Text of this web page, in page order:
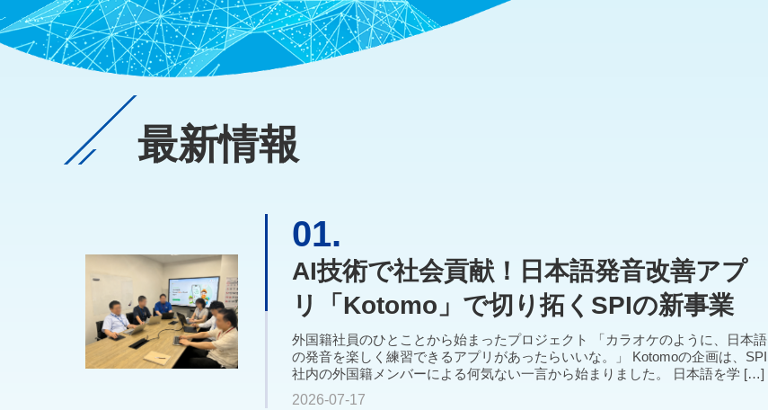
最新情報
01.
AI技術で社会貢献！日本語発音改善アプ
リ「Kotomo」で切り拓くSPIの新事業
外国籍社員のひとことから始まったプロジェクト 「カラオケのように、日本語
の発音を楽しく練習できるアプリがあったらいいな。」 Kotomoの企画は、SPI
社内の外国籍メンバーによる何気ない一言から始まりました。 日本語を学 […]
2026-07-17